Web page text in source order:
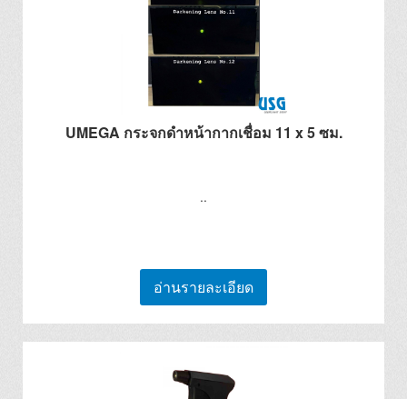
UMEGA กระจกดำหน้ากากเชื่อม 11 x 5 ซม.
..
อ่านรายละเอียด